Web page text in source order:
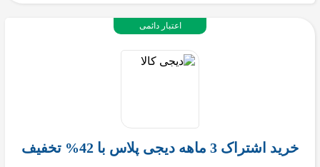
خرید اشتراک 3 ماهه دیجی پلاس با 42% تخفیف
اعتبار دائمی